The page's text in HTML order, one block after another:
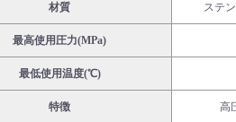
材質 ステ
最高使用圧力(MPa)
最低使用温度(℃)
特徴 高